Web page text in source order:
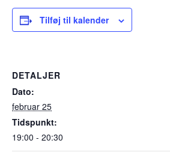
Tilføj til kalender
DETALJER
Dato:
februar 25
Tidspunkt:
19:00 - 20:30